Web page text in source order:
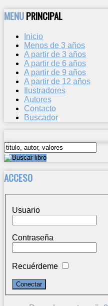
MENUPRINCIPAL
Inicio
Menos de 3 años
A partir de 3 años
A partir de 6 años
A partir de 9 años
A partir de 12 años
Ilustradores
Autores
Contacto
Buscador
ACCESO
Usuario
Contraseña
Recuérdeme